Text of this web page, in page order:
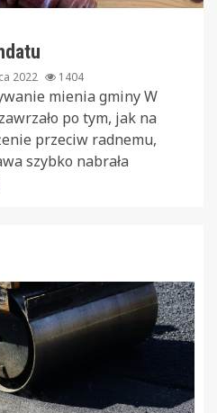
2022 1404
mienia gminy W
po tym, jak na
przeciw radnemu,
szybko nabrała